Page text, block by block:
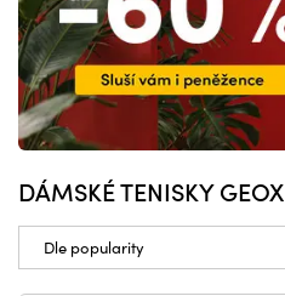
DÁMSKÉ TENISKY GEOX